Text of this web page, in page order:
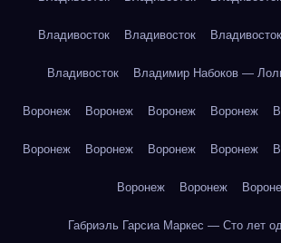
Владивосток Владивосток Владивосток
Владивосток Владимир Набоков —
Воронеж Воронеж Воронеж Воронеж
Воронеж Воронеж Воронеж Воронеж
Воронеж Воронеж
Габриэль Гарсиа Маркес — Сто лет